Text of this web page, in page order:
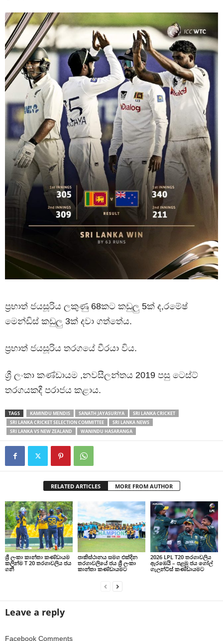
ප්‍රභාත් ජයසූරිය ලකුණු 68කට කඩුලු 5ක් ද,රමේෂ්
මෙන්ඩිස් කඩුලු 3ක් දවා ගත්තේය.
ප්‍රභාත් ජයසූරිය තරගයේ වීරයා විය.
ශ්‍රී ලංකා කණ්ඩායම ,නවසීලන්තය 2019 පසු ටෙස්ට්
තරගයකදී පරාජය කළාය.
TAGS KAMINDU MENDIS SANATH JAYASURIYA
SRI LANKA CRICKET
SRI LANKA CRICKET SELECTION COMMITTEE
SRI LANKA NEWS
SRI LANKA VS NEW ZEALAND
WANINDU HASARANGA
RELATED ARTICLES MORE FROM AUTHOR
ශ්‍රී ලංකා කාන්තා කණ්ඩායම
කලින්ම T 20 තරගාවලිය ජය
ගනී
පාකිස්ථානය සමග එක්දින
තරගාවලියේ ජය ශ්‍රී ලංකා
කාන්තා කණ්ඩායමට
2026 LPL T20 තරගාවලිය
ඇරඹෙයි – පළමු ජය ගෝල්
ගැලන්ට්ස් කණ්ඩායමට
Leave a reply
Facebook Comments